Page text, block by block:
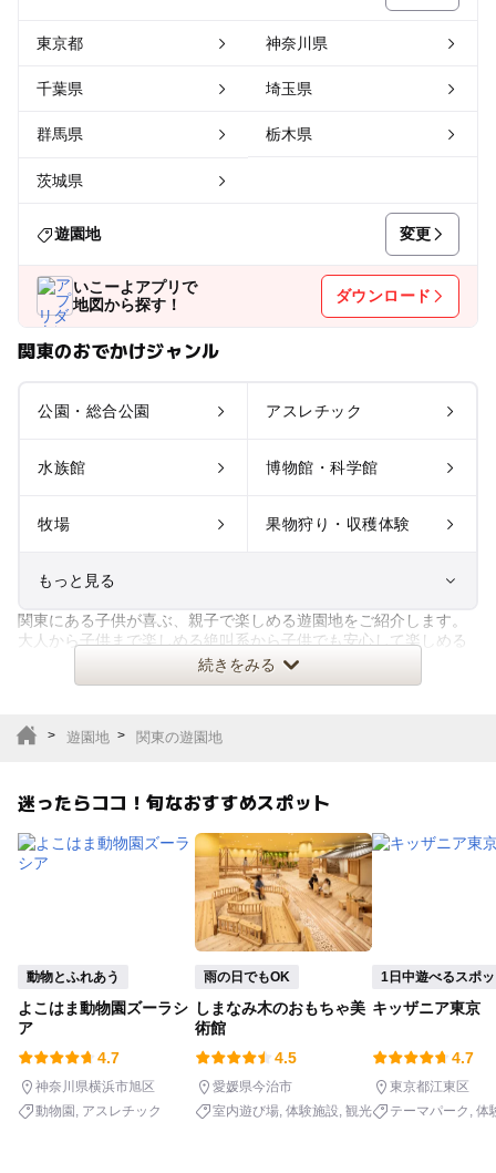
東京都 神奈川県
千葉県 埼玉県
群馬県 栃木県
茨城県
遊園地 変更
いこーよアプリで
地図から探す！
ダウンロード
関東のおでかけジャンル
公園・総合公園 アスレチック
水族館 博物館・科学館
牧場 果物狩り・収穫体験
もっと見る
室内遊び場 遊園地
サファリパーク
自然景観
農業体験
工場見学 体験施設
展望台 美術館
関東にある子供が喜ぶ、親子で楽しめる遊園地をご紹介します。
大人から子供まで楽しめる絶叫系から子供でも安心して楽しめる
アトラクションまで。季節によ続きをみる
遊園地 関東の遊園地
迷ったらココ！旬なおすすめスポット
動物とふれあう
よこはま動物園ズーラシ
ア
4.7
神奈川県横浜市旭区
動物園 アスレチック
雨の日でもOK
しまなみ木のおもちゃ美
術館
4.5
愛媛県今治市
室内遊び場 体験施設 観光
1日中遊べるスポ
キッザニア東京
4.7
東京都江東区
テーマパーク 体